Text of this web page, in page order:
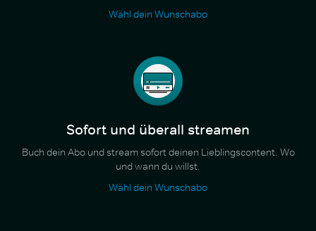
Wähl dein Wunschabo
Sofort und überall streamen
Buch dein Abo und stream sofort deinen Lieblingscontent. Wo
und wann du willst.
Wähl dein Wunschabo